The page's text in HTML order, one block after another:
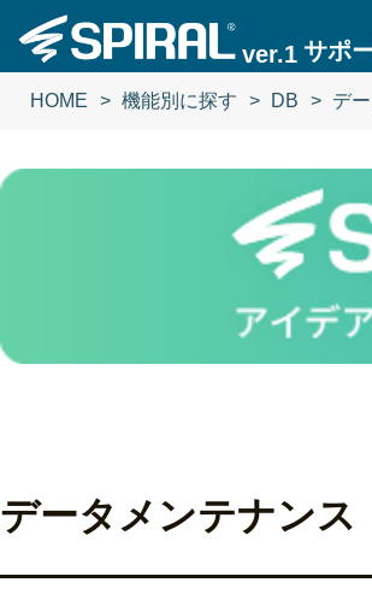
ver.1 サポ
HOME 機能別に探す DB デ
データメンテナンス